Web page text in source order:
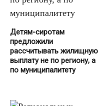
Детям-сиротам
предложили
рассчитывать жилищную
выплату не по региону, а
по муниципалитету